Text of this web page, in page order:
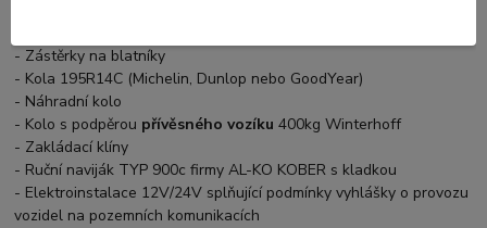
- Zástěrky na blatníky
- Kola 195R14C (Michelin, Dunlop nebo GoodYear)
- Náhradní kolo
- Kolo s podpěrou přívěsného vozíku 400kg Winterhoff
- Zakládací klíny
- Ruční naviják TYP 900c firmy AL-KO KOBER s kladkou
- Elektroinstalace 12V/24V splňující podmínky vyhlášky o provozu
vozidel na pozemních komunikacích